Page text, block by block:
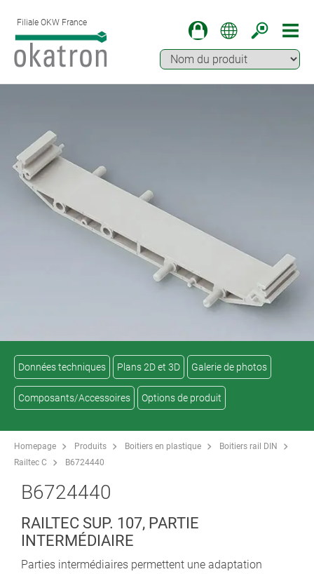
Filiale OKW France
Données techniques Plans 2D et 3D Galerie de photos
Composants/Accessoires Options de produit
Homepage Produits Boitiers en plastique
Boitiers rail DIN
Railtec C
B6724440
B6724440
RAILTEC SUP. 107, PARTIE
INTERMÉDIAIRE
Parties intermédiaires permettent une adaptation